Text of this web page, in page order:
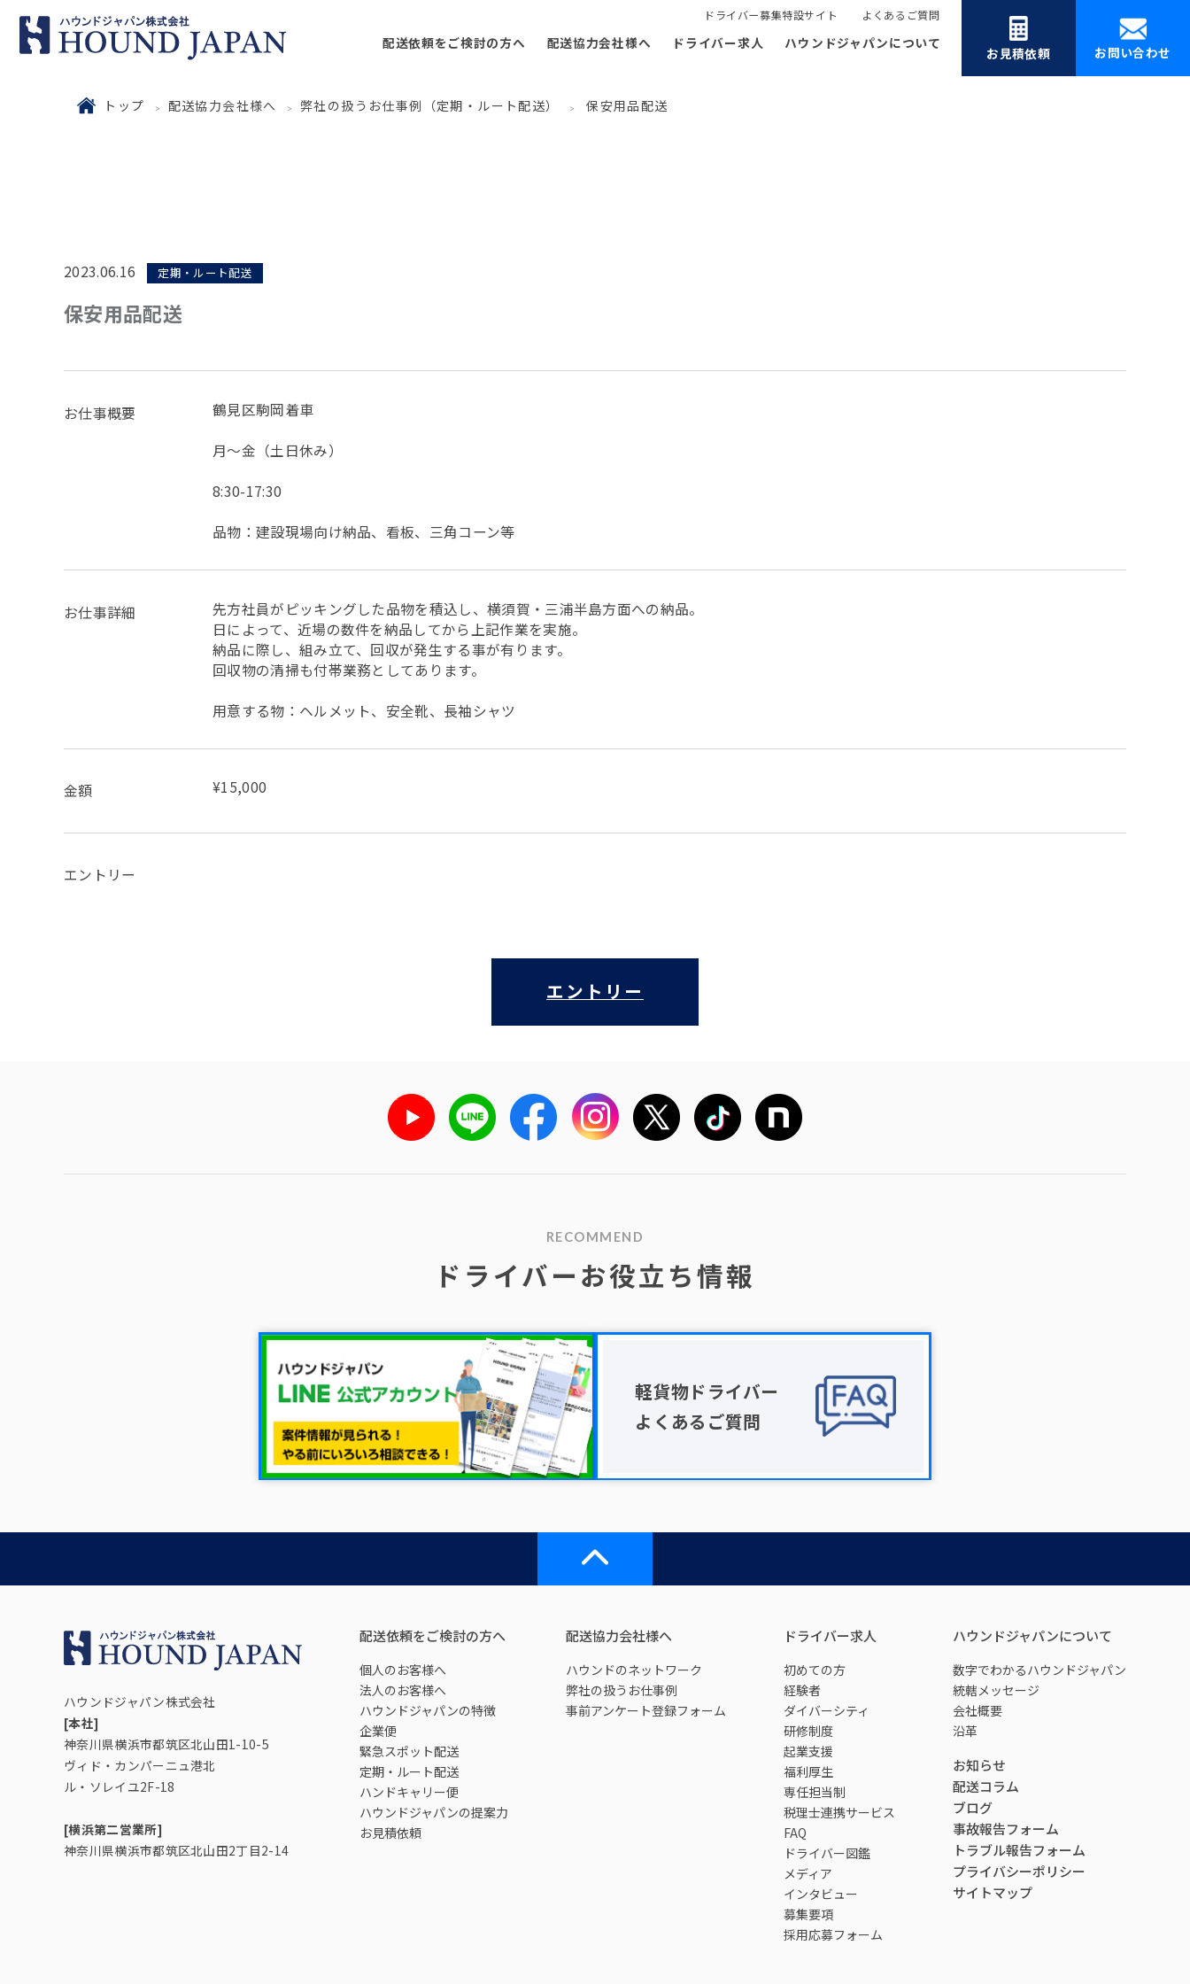
ドライバー募集特設サイト よくあるご質問
配送依頼をご検討の方へ 配送協力会社様へ ドライバー求人 ハウンドジャパンについて
お見積依頼 お問い合わせ
トップ 配送協力会社様へ 弊社の扱うお仕事例（定期・ルート配送） 保安用品配送
2023.06.16 定期・ルート配送
保安用品配送
お仕事概要
鶴見区駒岡着車
月～金（土日休み）
8:30-17:30
品物：建設現場向け納品、看板、三角コーン等
お仕事詳細
先方社員がピッキングした品物を積込し、横須賀・三浦半島方面への納品。
日によって、近場の数件を納品してから上記作業を実施。
納品に際し、組み立て、回収が発生する事が有ります。
回収物の清掃も付帯業務としてあります。
用意する物：ヘルメット、安全靴、長袖シャツ
金額 ¥15,000
エントリー
エントリー
RECOMMEND
ドライバーお役立ち情報
軽貨物ドライバー
よくあるご質問
ハウンドジャパン株式会社
[本社]
神奈川県横浜市都筑区北山田1-10-5
ヴィド・カンパーニュ港北
ル・ソレイユ2F-18
[横浜第二営業所]
神奈川県横浜市都筑区北山田2丁目2-14
配送依頼をご検討の方へ
個人のお客様へ
法人のお客様へ
ハウンドジャパンの特徴
企業便
緊急スポット配送
定期・ルート配送
ハンドキャリー便
ハウンドジャパンの提案力
お見積依頼
配送協力会社様へ
ハウンドのネットワーク
弊社の扱うお仕事例
事前アンケート登録フォーム
ドライバー求人
初めての方
経験者
ダイバーシティ
研修制度
起業支援
福利厚生
専任担当制
税理士連携サービス
FAQ
ドライバー図鑑
メディア
インタビュー
募集要項
採用応募フォーム
ハウンドジャパンについて
数字でわかるハウンドジャパン
統轄メッセージ
会社概要
沿革
お知らせ
配送コラム
ブログ
事故報告フォーム
トラブル報告フォーム
プライバシーポリシー
サイトマップ